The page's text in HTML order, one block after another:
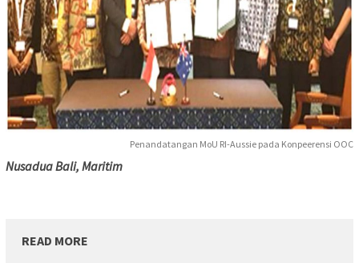
Penandatangan MoU RI-Aussie pada Konpeerensi OOC
Nusadua Bali, Maritim
READ MORE